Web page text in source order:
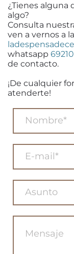
¿Tienes alguna
algo?
Consulta
ven a vernos a
whatsapp
de contacto.
¡De cualquier
atenderte!